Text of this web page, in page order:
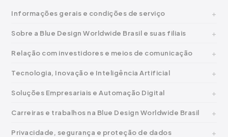
Informações gerais e condições de serviço
Sobre a Blue Design Worldwide Brasil e suas filiais
Relação com investidores e meios de comunicação
Tecnologia, Inovação e Inteligência Artificial
Soluções Empresariais e Automação Digital
Carreiras e trabalhos na Blue Design Worldwide Brasil
Privacidade, segurança e proteção de dados